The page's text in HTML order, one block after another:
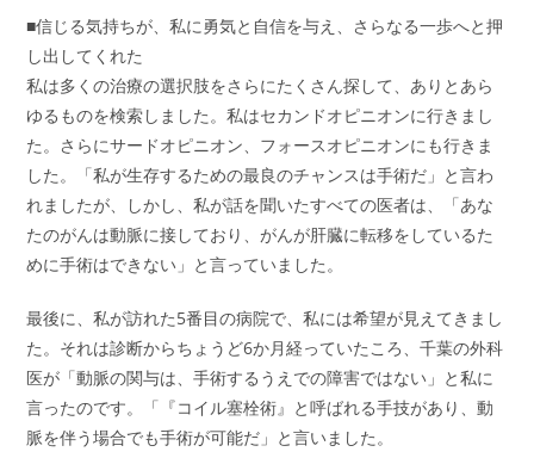
■信じる気持ちが、私に勇気と自信を与え、さらなる一歩へと押
し出してくれた
私は多くの治療の選択肢をさらにたくさん探して、ありとあら
ゆるものを検索しました。私はセカンドオピニオンに行きまし
た。さらにサードオピニオン、フォースオピニオンにも行きま
した。「私が生存するための最良のチャンスは手術だ」と言わ
れましたが、しかし、私が話を聞いたすべての医者は、「あな
たのがんは動脈に接しており、がんが肝臓に転移をしているた
めに手術はできない」と言っていました。
最後に、私が訪れた5番目の病院で、私には希望が見えてきまし
た。それは診断からちょうど6か月経っていたころ、千葉の外科
医が「動脈の関与は、手術するうえでの障害ではない」と私に
言ったのです。「『コイル塞栓術』と呼ばれる手技があり、動
脈を伴う場合でも手術が可能だ」と言いました。